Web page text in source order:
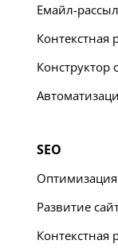
Емайл-
Контекстная
Конструктор
SEO
Оптимизация
Развитие
Контекстная